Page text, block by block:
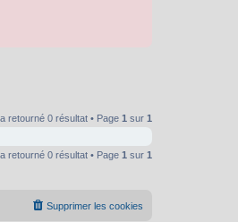
retourné 0 résultat • Page 1 sur 1
retourné 0 résultat • Page 1 sur 1
Supprimer les cookies